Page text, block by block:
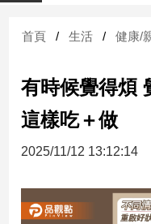
財
台
灣
財
新
產
經/
首頁 生活 健康/
有時候覺得煩
這樣吃＋做
2025/11/12 13:12:14